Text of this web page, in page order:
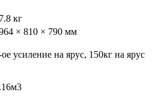
кг
× 810 × 790 мм
ое усиление на ярус, 150кг на ярус